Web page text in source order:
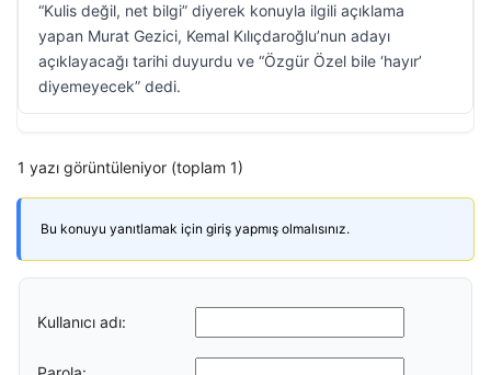
“Kulis değil, net bilgi” diyerek konuyla ilgili açıklama
yapan Murat Gezici, Kemal Kılıçdaroğlu’nun adayı
açıklayacağı tarihi duyurdu ve “Özgür Özel bile ‘hayır’
diyemeyecek” dedi.
1 yazı görüntüleniyor (toplam 1)
Bu konuyu yanıtlamak için giriş yapmış olmalısınız.
Kullanıcı adı: